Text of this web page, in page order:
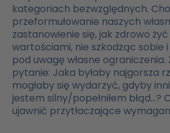
kategoriach bezwzględnych.
przeformułowanie naszych
zastanowienie się, jak zdrowo
wartościami, nie szkodząc sobie
pod uwagę własne ograniczenia.
pytanie: Jaka byłaby najgorsza
mogłaby się wydarzyć, gdyby
jestem silny/popełniłem
ujawnić przytłaczające